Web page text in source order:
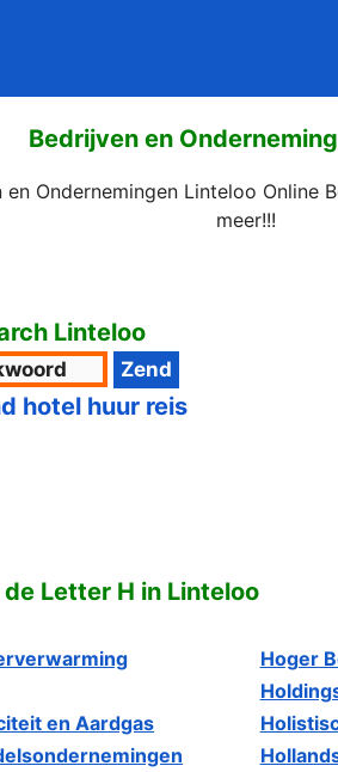
Bedrijven en
Ondernemingen Linteloo Online
meer!!!
Linteloo
hotel huur reis
Letter H in Linteloo
en Aardgas
Hoger